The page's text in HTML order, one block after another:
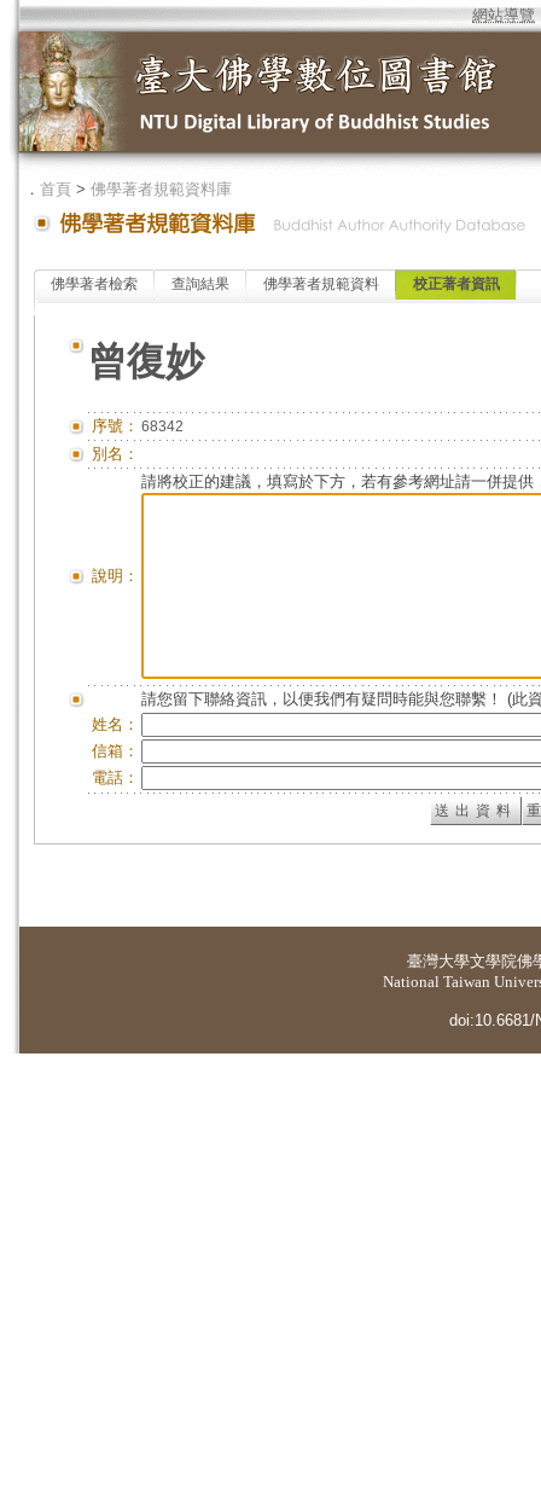
網站導覽
． 首頁 > 佛學著者規範資料庫
佛學著者檢索 查詢結果 佛學著者規範資料 校正著者資訊
曾復妙
序號： 68342
別名：
說明：
請將校正的建議，填寫於下方，若有參考網址請一併提供
請您留下聯絡資訊，以便我們有疑問時能與您聯繫！ (此
姓名：
信箱：
電話：
臺灣大學文學院佛
National Taiwan
doi:10.6681/